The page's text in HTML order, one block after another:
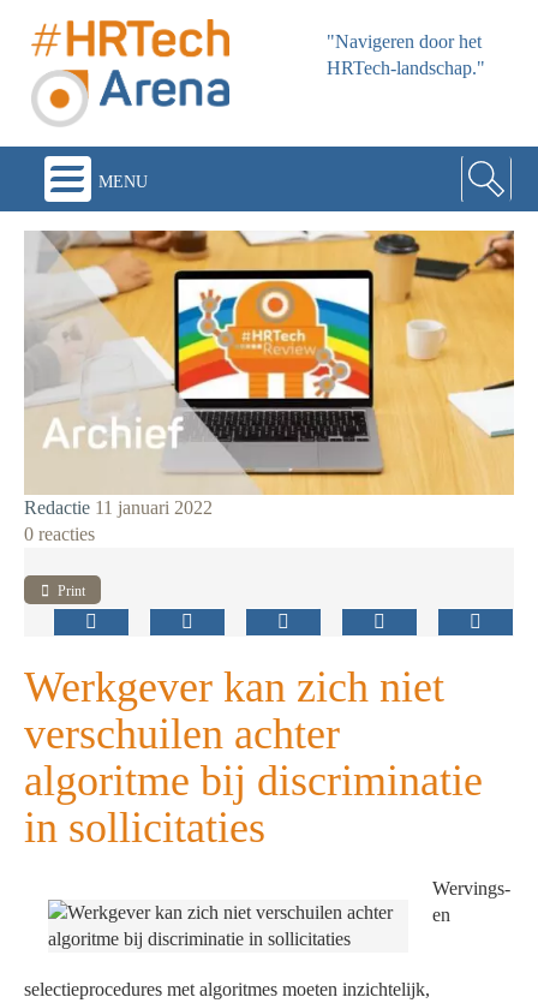
"Navigeren door het
HRTech-landschap."
menu
Redactie 11 januari 2022
0 reacties
Print
Werkgever kan zich niet
verschuilen achter
algoritme bij discriminatie
in sollicitaties
Wervings-
en
selectieprocedures met algoritmes moeten inzichtelijk,